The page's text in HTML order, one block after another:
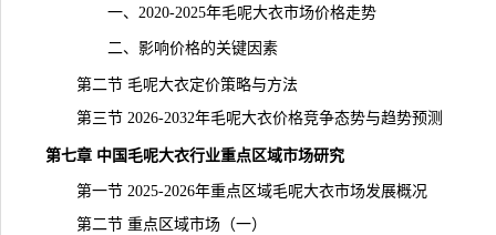
一、2020-2025年毛呢大衣市场价格走势
二、影响价格的关键因素
第二节 毛呢大衣定价策略与方法
第三节 2026-2032年毛呢大衣价格竞争态势与趋势预测
第七章 中国毛呢大衣行业重点区域市场研究
第一节 2025-2026年重点区域毛呢大衣市场发展概况
第二节 重点区域市场（一）